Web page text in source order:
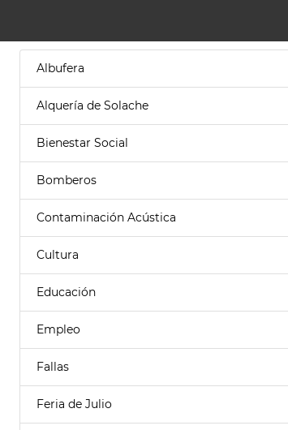
Albufera
Alquería de Solache
Bienestar Social
Bomberos
Contaminación Acústica
Cultura
Educación
Empleo
Fallas
Feria de Julio